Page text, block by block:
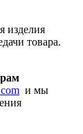
изделия
товара.
и мы